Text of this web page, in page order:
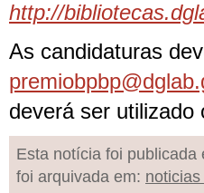
http://
As candidaturas
deverá ser utilizado
Esta notícia foi publicada
foi arquivada em: